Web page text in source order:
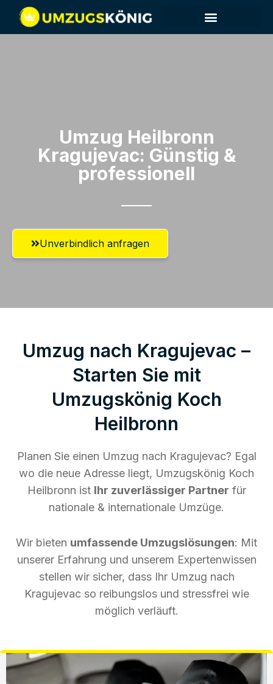
Umzug Heilbronn​
Kragujevac: Günstig &
professionell​
Unverbindlich anfragen
Umzug nach Kragujevac –
Starten Sie mit
Umzugskönig Koch
Heilbronn
Planen Sie einen Umzug nach Kragujevac? Egal
wo die neue Adresse liegt, Umzugskönig Koch
Heilbronn ist Ihr zuverlässiger Partner für
nationale & internationale Umzüge.
Wir bieten umfassende Umzugslösungen: Mit
unserer Erfahrung und unserem Expertenwissen
stellen wir sicher, dass Ihr Umzug nach
Kragujevac so reibungslos und stressfrei wie
möglich verläuft.